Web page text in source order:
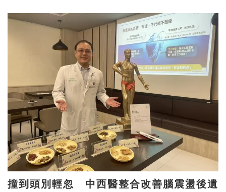
撞到頭別輕忽 中西醫整合改善腦震盪後遺